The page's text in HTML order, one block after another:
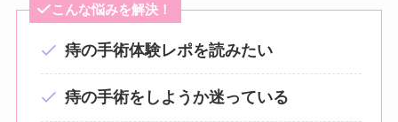
こんな悩みを解決！
痔の手術体験レポを読みたい
痔の手術をしようか迷っている